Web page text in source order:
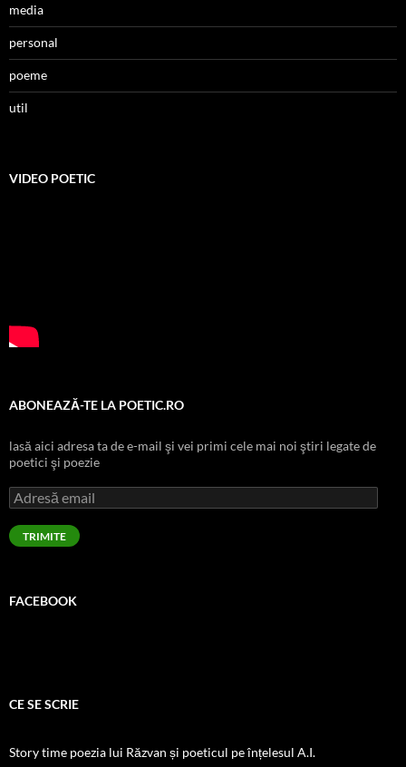
media
personal
poeme
util
VIDEO POETIC
ABONEAZĂ-TE LA POETIC.RO
lasă aici adresa ta de e-mail şi vei primi cele mai noi ştiri legate de
poetici şi poezie
Adresă
email
TRIMITE
FACEBOOK
CE SE SCRIE
Story time poezia lui Răzvan și poeticul pe înțelesul A.I.